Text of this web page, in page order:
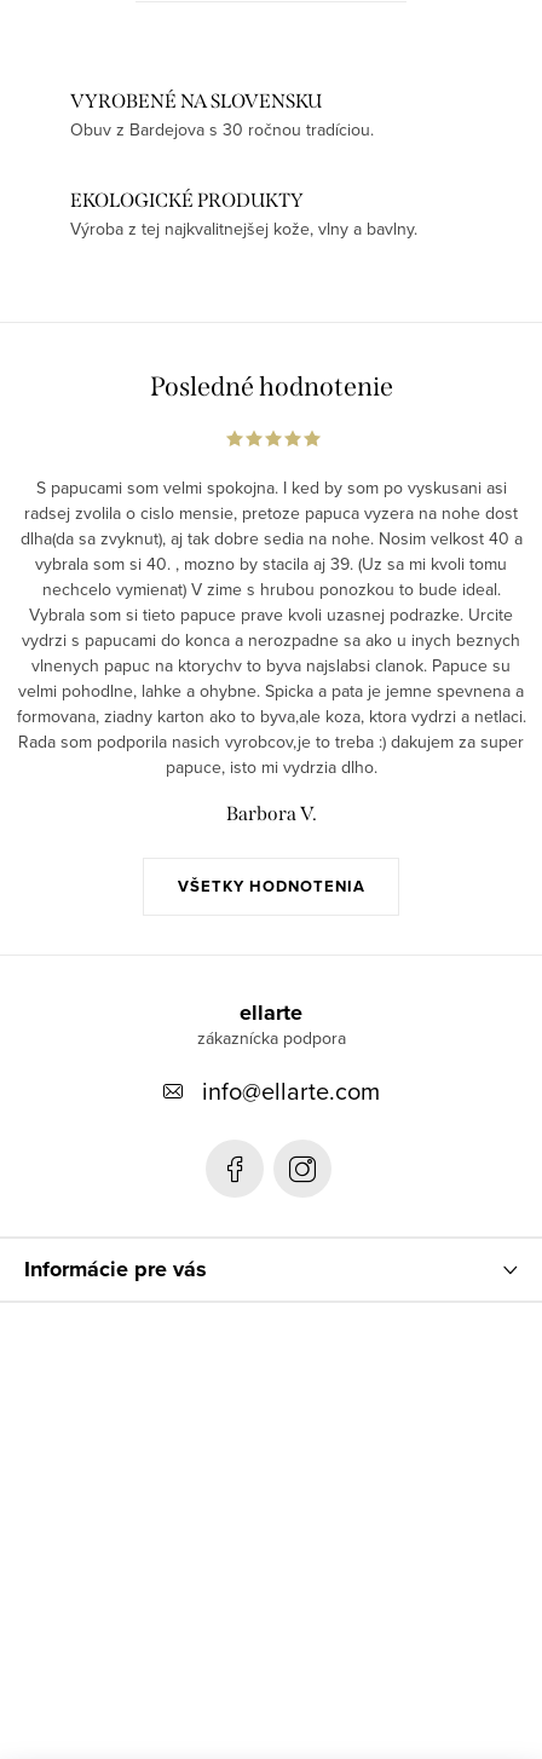
VYROBENÉ NA SLOVENSKU
Obuv z Bardejova s 30 ročnou tradíciou.
EKOLOGICKÉ PRODUKTY
Výroba z tej najkvalitnejšej kože, vlny a bavlny.
Posledné hodnotenie
VŠETKY HODNOTENIA
S papucami som velmi spokojna. I ked by som po vyskusani asi
radsej zvolila o cislo mensie, pretoze papuca vyzera na nohe dost
dlha(da sa zvyknut), aj tak dobre sedia na nohe. Nosim velkost 40 a
vybrala som si 40. , mozno by stacila aj 39. (Uz sa mi kvoli tomu
nechcelo vymienat) V zime s hrubou ponozkou to bude ideal.
Vybrala som si tieto papuce prave kvoli uzasnej podrazke. Urcite
vydrzi s papucami do konca a nerozpadne sa ako u inych beznych
vlnenych papuc na ktorychv to byva najslabsi clanok. Papuce su
velmi pohodlne, lahke a ohybne. Spicka a pata je jemne spevnena a
formovana, ziadny karton ako to byva,ale koza, ktora vydrzi a netlaci.
Rada som podporila nasich vyrobcov,je to treba :) dakujem za super
papuce, isto mi vydrzia dlho.
Barbora V.
ellarte
info@ellarte.com
Informácie pre vás